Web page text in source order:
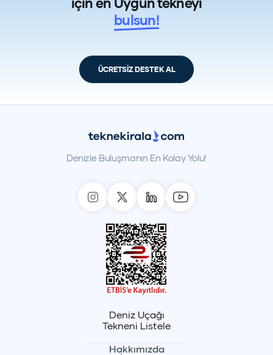
bulsun!
ÜCRETSİZ DESTEK AL
Denizle Buluşmanın En Kolay Yolu!
Deniz Uçağı
Tekneni Listele
Hakkımızda